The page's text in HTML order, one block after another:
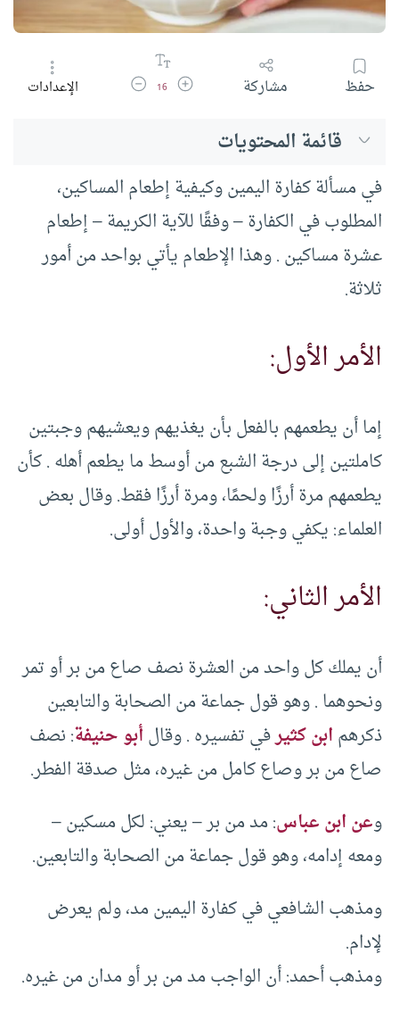
حفظ مشاركة زيادة حجم الخط
16 تقليل حجم الخطالإعدادات
قائمة المحتويات
في مسألة كفارة اليمين وكيفية إطعام المساكين،
المطلوب في الكفارة – وفقًا للآية الكريمة – إطعام
عشرة مساكين . وهذا الإطعام يأتي بواحد من أمور
ثلاثة.
الأمر الأول:
إما أن يطعمهم بالفعل بأن يغذيهم ويعشيهم وجبتين
كاملتين إلى درجة الشبع من أوسط ما يطعم أهله . كأن
يطعمهم مرة أرزًا ولحمًا، ومرة أرزًا فقط. وقال بعض
العلماء: يكفي وجبة واحدة، والأول أولى.
الأمر الثاني:
أن يملك كل واحد من العشرة نصف صاع من بر أو تمر
ونحوهما . وهو قول جماعة من الصحابة والتابعين
ذكرهمابن كثيرفي تفسيره . وقالأبو حنيفة: نصف
صاع من بر وصاع كامل من غيره، مثل صدقة الفطر.
وعن ابن عباس: مد من بر – يعني: لكل مسكين –
ومعه إدامه، وهو قول جماعة من الصحابة والتابعين.
ومذهب الشافعي في كفارة اليمين مد، ولم يعرض
لإدام.
ومذهب أحمد: أن الواجب مد من بر أو مدان من غيره.